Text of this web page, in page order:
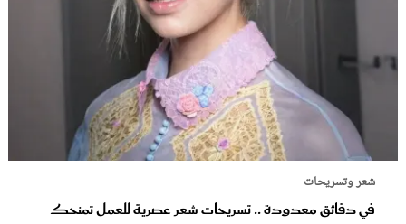
شعر وتسريحات
في دقائق معدودة .. تسريحات شعر عصرية للعمل تمنحك